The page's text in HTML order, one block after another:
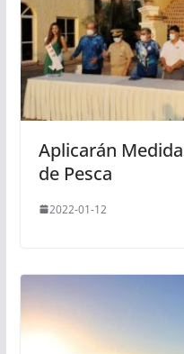
Aplicarán
de Pesca
2022-01-12